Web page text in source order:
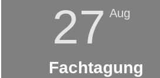
Aug
27
Fachtagung